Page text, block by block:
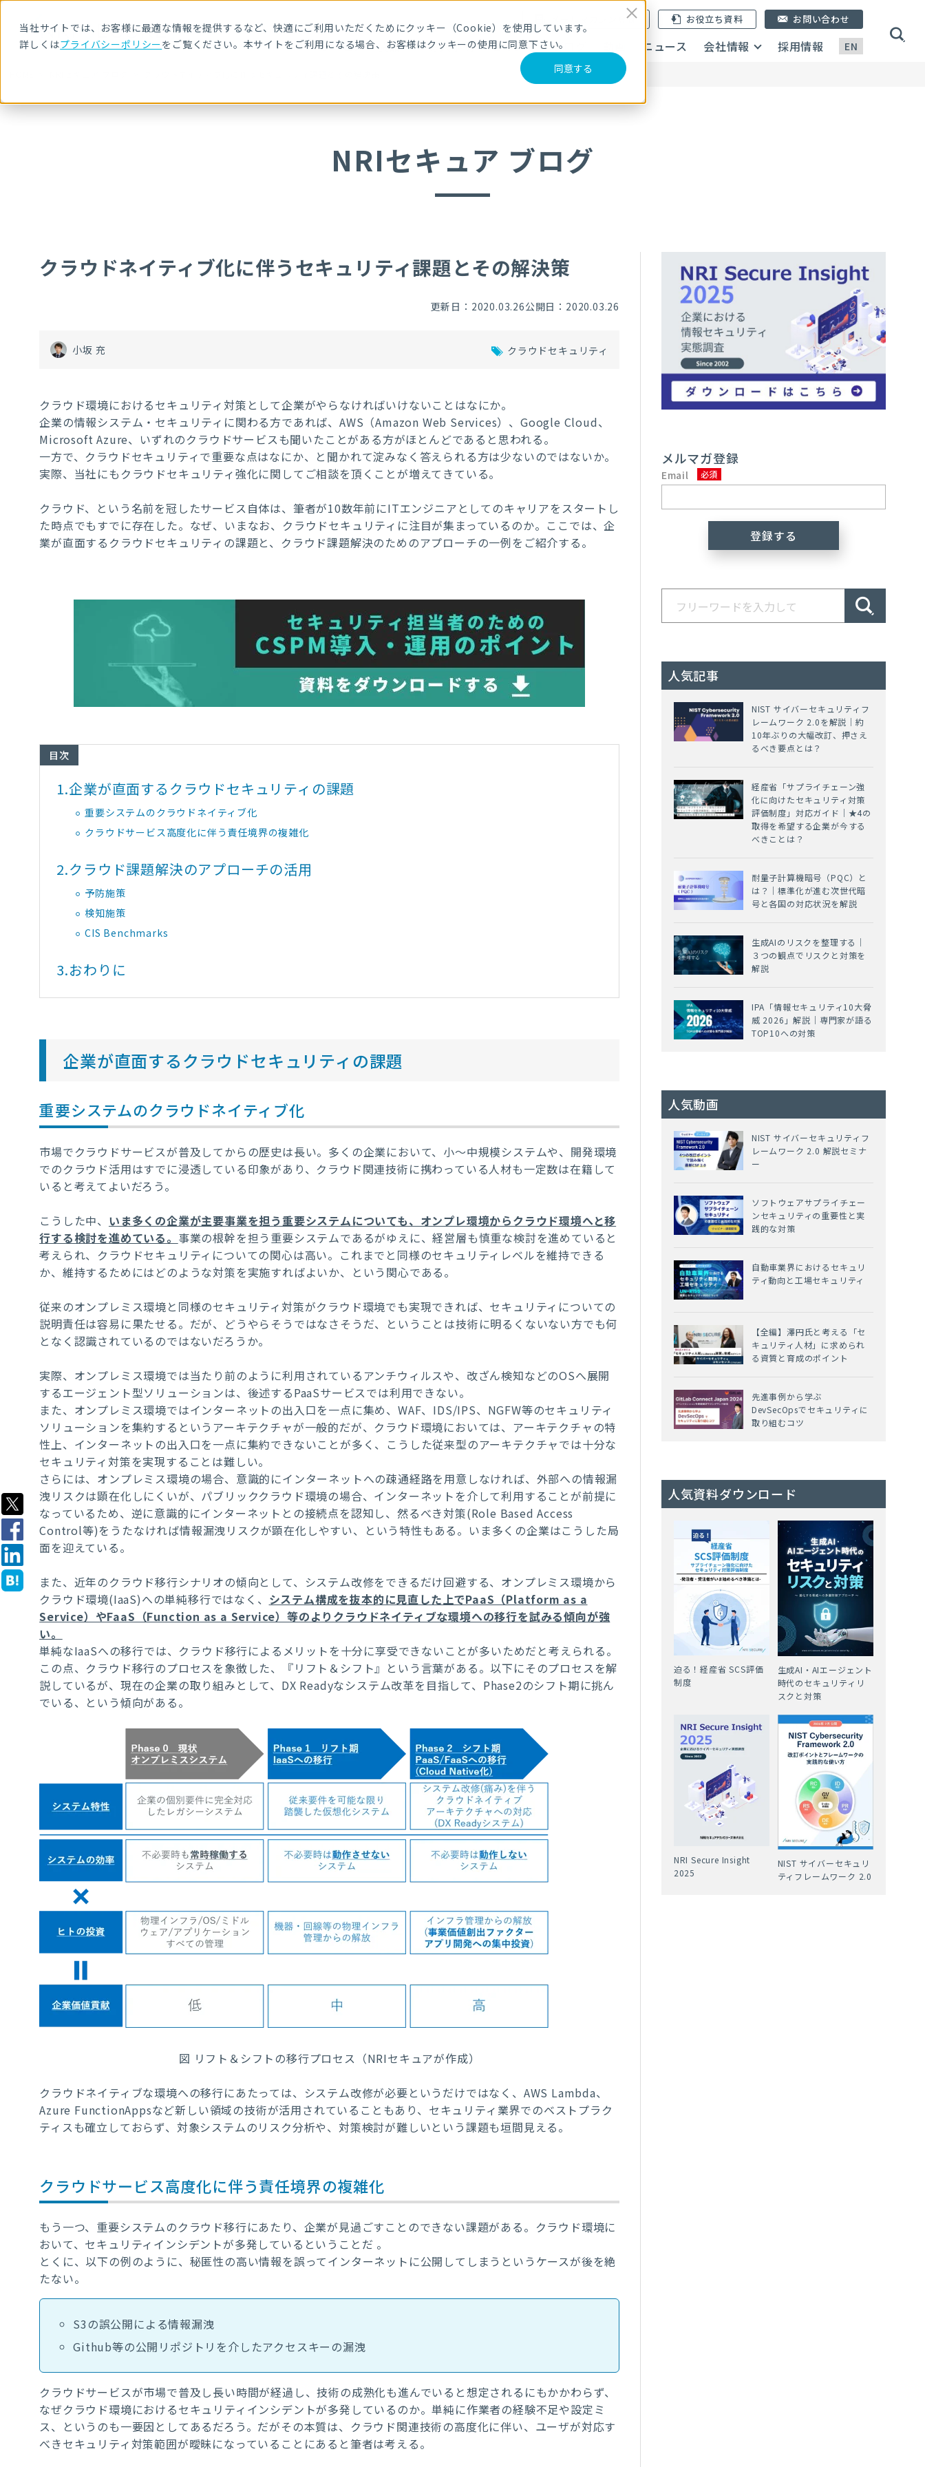
当社サイトでは、お客様に最適な情報を提供するなど、快適にご利用いただくためにクッキー（Cookie）を使用しています。
詳しくはプライバシーポリシーをご覧ください。本サイトをご利用になる場合、お客様はクッキーの使用に同意下さい。
同意する
EN
メールマガジン登録 お役立ち資料
サービス・製品 導入事例 セミナー ブログ ニュース 会社情報 採用情報
お問い合わせ
NRIセキュア ブログ
クラウドネイティブ化に伴うセキュリティ課題とその解決策
更新日：2020.03.26公開日：2020.03.26
小坂 充 クラウドセキュリティ
クラウド環境におけるセキュリティ対策として企業がやらなければいけないことはなにか。
企業の情報システム・セキュリティに関わる方であれば、AWS（Amazon Web Services）、Google Cloud、
Microsoft Azure、いずれのクラウドサービスも聞いたことがある方がほとんどであると思われる。
一方で、クラウドセキュリティで重要な点はなにか、と聞かれて淀みなく答えられる方は少ないのではないか。
実際、当社にもクラウドセキュリティ強化に関してご相談を頂くことが増えてきている。
クラウド、という名前を冠したサービス自体は、筆者が10数年前にITエンジニアとしてのキャリアをスタートし
た時点でもすでに存在した。なぜ、いまなお、クラウドセキュリティに注目が集まっているのか。ここでは、企
業が直面するクラウドセキュリティの課題と、クラウド課題解決のためのアプローチの一例をご紹介する。
目次
1.企業が直面するクラウドセキュリティの課題
重要システムのクラウドネイティブ化
クラウドサービス高度化に伴う責任境界の複雑化
2.クラウド課題解決のアプローチの活用
予防施策
検知施策
CIS Benchmarks
3.おわりに
企業が直面するクラウドセキュリティの課題
重要システムのクラウドネイティブ化
市場でクラウドサービスが普及してからの歴史は長い。多くの企業において、小～中規模システムや、開発環境
でのクラウド活用はすでに浸透している印象があり、クラウド関連技術に携わっている人材も一定数は在籍して
いると考えてよいだろう。
こうした中、 いま多くの企業が主要事業を担う重要システムについても、オンプレ環境からクラウド環境へと移
行する検討を進めている。 事業の根幹を担う重要システムであるがゆえに、経営層も慎重な検討を進めていると
考えられ、クラウドセキュリティについての関心は高い。これまでと同様のセキュリティレベルを維持できる
か、維持するためにはどのような対策を実施すればよいか、という関心である。
従来のオンプレミス環境と同様のセキュリティ対策がクラウド環境でも実現できれば、セキュリティについての
説明責任は容易に果たせる。だが、どうやらそうではなさそうだ、ということは技術に明るくないない方でも何
となく認識されているのではないだろうか。
実際、オンプレミス環境では当たり前のように利用されているアンチウィルスや、改ざん検知などのOSへ展開
するエージェント型ソリューションは、後述するPaaSサービスでは利用できない。
また、オンプレミス環境ではインターネットの出入口を一点に集め、WAF、IDS/IPS、NGFW等のセキュリティ
ソリューションを集約するというアーキテクチャが一般的だが、クラウド環境においては、アーキテクチャの特
性上、インターネットの出入口を一点に集約できないことが多く、こうした従来型のアーキテクチャでは十分な
セキュリティ対策を実現することは難しい。
さらには、オンプレミス環境の場合、意識的にインターネットへの疎通経路を用意しなければ、外部への情報漏
洩リスクは顕在化しにくいが、パブリッククラウド環境の場合、インターネットを介して利用することが前提に
なっているため、逆に意識的にインターネットとの接続点を認知し、然るべき対策(Role Based Access
Control等)をうたなければ情報漏洩リスクが顕在化しやすい、という特性もある。いま多くの企業はこうした局
面を迎えている。
また、近年のクラウド移行シナリオの傾向として、システム改修をできるだけ回避する、オンプレミス環境から
クラウド環境(IaaS)への単純移行ではなく、 システム構成を抜本的に見直した上でPaaS（Platform as a
Service）やFaaS（Function as a Service）等のよりクラウドネイティブな環境への移行を試みる傾向が強
い。
単純なIaaSへの移行では、クラウド移行によるメリットを十分に享受できないことが多いためだと考えられる。
この点、クラウド移行のプロセスを象徴した、『リフト＆シフト』という言葉がある。以下にそのプロセスを解
説しているが、現在の企業の取り組みとして、DX Readyなシステム改革を目指して、Phase2のシフト期に挑ん
でいる、という傾向がある。
図 リフト＆シフトの移行プロセス（NRIセキュアが作成）
クラウドネイティブな環境への移行にあたっては、システム改修が必要というだけではなく、AWS Lambda、
Azure FunctionAppsなど新しい領域の技術が活用されていることもあり、セキュリティ業界でのベストプラク
ティスも確立しておらず、対象システムのリスク分析や、対策検討が難しいという課題も垣間見える。
クラウドサービス高度化に伴う責任境界の複雑化
もう一つ、重要システムのクラウド移行にあたり、企業が見過ごすことのできない課題がある。クラウド環境に
おいて、セキュリティインシデントが多発しているということだ 。
とくに、以下の例のように、秘匿性の高い情報を誤ってインターネットに公開してしまうというケースが後を絶
たない。
S3 の誤公開による情報漏洩
Github等の公開リポジトリを介したアクセスキーの漏洩
クラウドサービスが市場で普及し長い時間が経過し、技術の成熟化も進んでいると想定されるにもかかわらず、
なぜクラウド環境におけるセキュリティインシデントが多発しているのか。単純に作業者の経験不足や設定ミ
ス、というのも一要因としてあるだろう。だがその本質は、クラウド関連技術の高度化に伴い、ユーザが対応す
べきセキュリティ対策範囲が曖昧になっていることにあると筆者は考える。
メルマガ登録
Email
人気記事
NIST サイバーセキュリティフ
レームワーク 2.0を解説｜約
10年ぶりの大幅改訂、押さえ
るべき要点とは？
経産省「サプライチェーン強
化に向けたセキュリティ対策
評価制度」対応ガイド｜★4の
取得を希望する企業が今する
べきことは？
耐量子計算機暗号（PQC）と
は？｜標準化が進む次世代暗
号と各国の対応状況を解説
生成AIのリスクを整理する｜
３つの観点でリスクと対策を
解説
IPA「情報セキュリティ10大脅
威 2026」解説｜専門家が語る
TOP10への対策
人気動画
NIST サイバーセキュリティフ
レームワーク 2.0 解説セミナ
ー
ソフトウェアサプライチェー
ンセキュリティの重要性と実
践的な対策
自動車業界におけるセキュリ
ティ動向と工場セキュリティ
【全編】澤円氏と考える「セ
キュリティ人材」に求められ
る資質と育成のポイント
先進事例から学ぶ
DevSecOpsでセキュリティに
取り組むコツ
人気資料ダウンロード
迫る！経産省 SCS評価
制度
生成AI・AIエージェント
時代のセキュリティリ
スクと対策
NRI Secure Insight
2025
NIST サイバーセキュリ
ティフレームワーク 2.0